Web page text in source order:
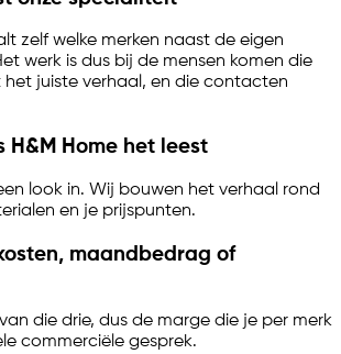
zelf welke merken naast de eigen
werk is dus bij de mensen komen die
het juiste verhaal, en die contacten
H&M Home het leest
look in. Wij bouwen het verhaal rond
en je prijspunten.
maandbedrag of
die drie, dus de marge die je per merk
commerciële gesprek.